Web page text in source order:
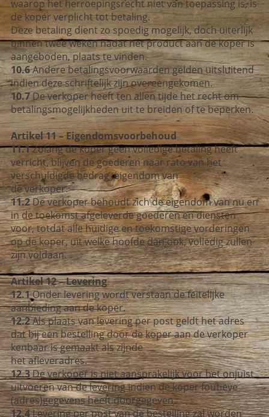
waarop het herroepingsrecht niet van toepassing is, is
de koper verplicht tot betaling.
Deze betaling dient zo spoedig mogelijk, doch uiterlijk
binnen twee weken nadat het product aan de koper is
aangeboden, plaats te vinden.
10.6Andere betalingsvoorwaarden gelden uitsluitend
indien deze schriftelijk zijn overeengekomen.
10.7De verkoper heeft ten allen tijde het recht om
betalingsmogelijkheden uit te breiden of te beperken.
Artikel 11 – Eigendomsvoorbehoud
11.1Zolang de koper geen volledige betaling heeft
verricht, blijven de goederen naar rato van het
verschuldigde bedrag, eigendom van
de verkoper.
11.2De verkoper behoudt zich de eigendom van nu en
in de toekomst afgeleverde goederen en diensten
voor, totdat alle huidige en toekomstige vorderingen
op de koper, uit welke hoofde dan ook, volledig zullen
zijn voldaan.
Artikel 12 – Levering
12.1Onder levering wordt verstaan de feitelijke
aanbieding aan de koper.
12.2Als plaats van levering per post geldt het adres
dat bij een bestelling door de koper aan de verkoper
kenbaar is gemaakt als zijnde
het afleveradres.
12.3De verkoper is niet aansprakelijk voor het onjuist
uitvoeren van de levering indien de koper foutieve
(adres)gegevens heeft doorgegeven.
12.4Levering per post van de bestelling zal worden